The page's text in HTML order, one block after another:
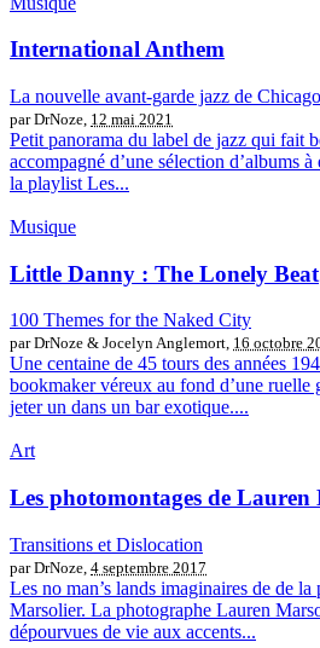
International Anthem
La nouvelle avant-garde jazz de Chicago
par DrNoze, 12 mai 2021
Petit panorama du label de jazz qui fait
accompagné d’une sélection d’albums
la playlist Les...
Musique
Little Danny : The Lonely Beat
100 Themes for the Naked City
par DrNoze & Jocelyn Anglemort, 16 octobre
Une centaine de 45 tours des années
bookmaker véreux au fond d’une ruelle
jeter un dans un bar exotique....
Art
Les photomontages de Lauren
Transitions et Dislocation
par DrNoze, 4 septembre 2017
Les no man’s lands imaginaires de de
Marsolier. La photographe Lauren
dépourvues de vie aux accents...